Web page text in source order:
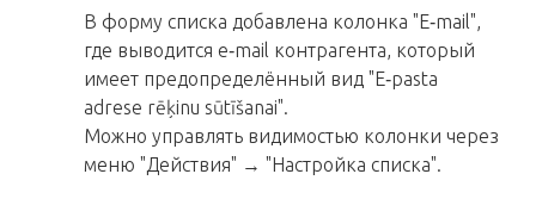
В форму списка добавлена колонка "E‑mail",
где выводится e‑mail контрагента, который
имеет предопределённый вид "E‑pasta
adrese rēķinu sūtīšanai".
Можно управлять видимостью колонки через
меню "Действия" → "Настройка списка".